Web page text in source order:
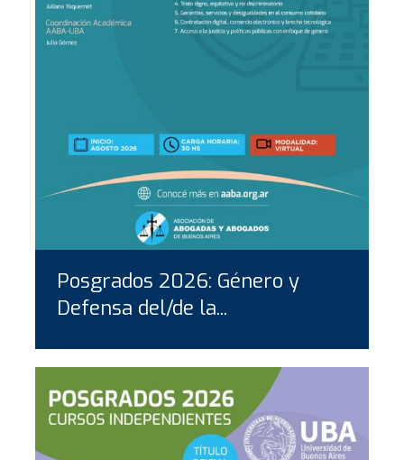
Posgrados 2026: Género y
Defensa del/de la...